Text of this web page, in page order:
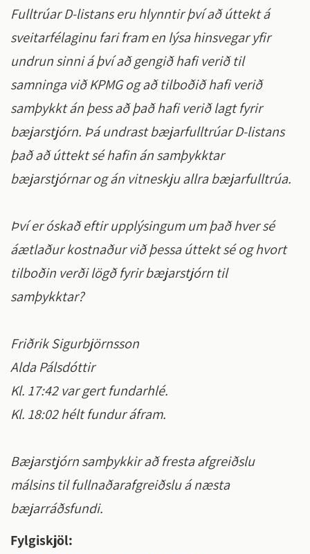
Fulltrúar D-listans eru hlynntir því að úttekt á
sveitarfélaginu fari fram en lýsa hinsvegar yfir
undrun sinni á því að gengið hafi verið til
samninga við KPMG og að tilboðið hafi verið
samþykkt án þess að það hafi verið lagt fyrir
bæjarstjórn. Þá undrast bæjarfulltrúar D-listans
það að úttekt sé hafin án samþykktar
bæjarstjórnar og án vitneskju allra bæjarfulltrúa.
Því er óskað eftir upplýsingum um það hver sé
áætlaður kostnaður við þessa úttekt sé og hvort
tilboðin verði lögð fyrir bæjarstjórn til
samþykktar?
Friðrik Sigurbjörnsson
Alda Pálsdóttir
Kl. 17:42 var gert fundarhlé.
Kl. 18:02 hélt fundur áfram.
Bæjarstjórn samþykkir að fresta afgreiðslu
málsins til fullnaðarafgreiðslu á næsta
bæjarráðsfundi.
Fylgiskjöl: